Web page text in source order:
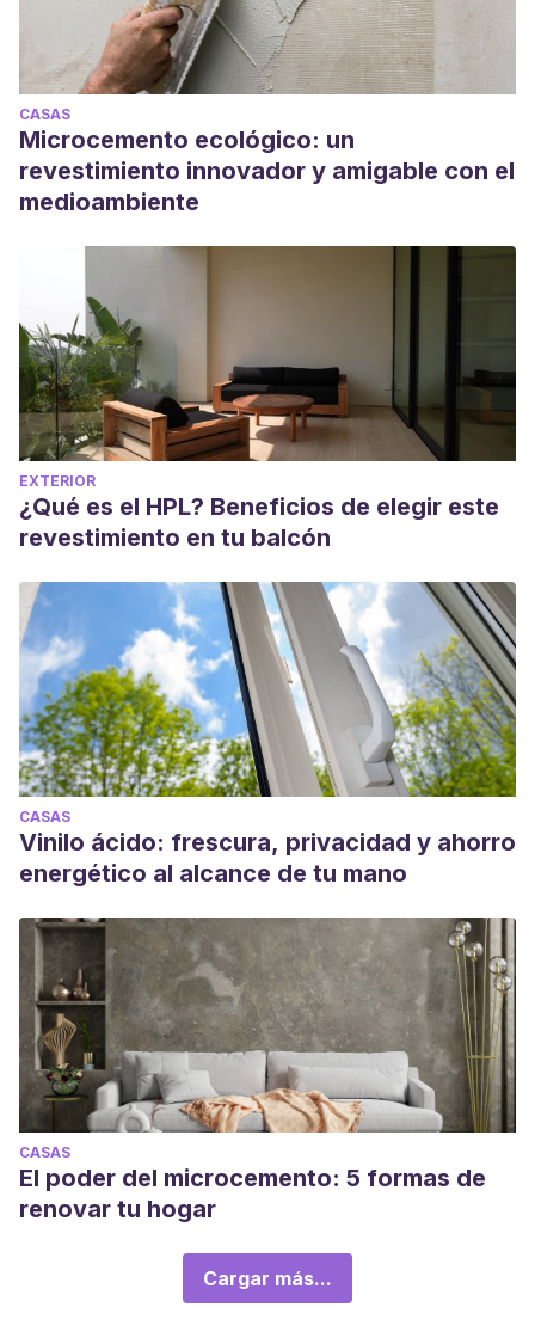
CASAS
Microcemento ecológico: un
revestimiento innovador y amigable con el
medioambiente
EXTERIOR
¿Qué es el HPL? Beneficios de elegir este
revestimiento en tu balcón
CASAS
Vinilo ácido: frescura, privacidad y ahorro
energético al alcance de tu mano
CASAS
El poder del microcemento: 5 formas de
renovar tu hogar
Cargar más...